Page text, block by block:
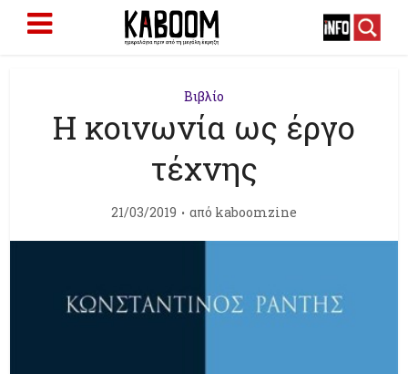
Βιβλίο
Η κοινωνία ως έργο
τέχνης
21/03/2019 από kaboomzine